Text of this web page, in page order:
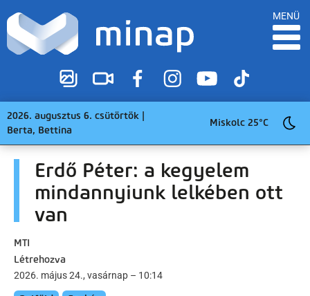
MENÜ
2026. augusztus 6. csütörtök |
Berta, Bettina
Miskolc 25°C
Erdő Péter: a kegyelem
mindannyiunk lelkében ott
van
MTI
Létrehozva
2026. május 24., vasárnap – 10:14